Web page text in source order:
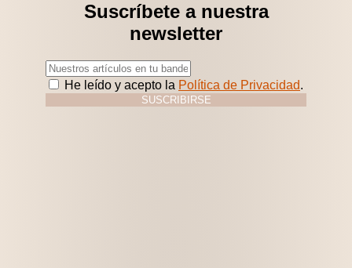
Suscríbete a nuestra
newsletter
He leído y acepto la Política de Privacidad.